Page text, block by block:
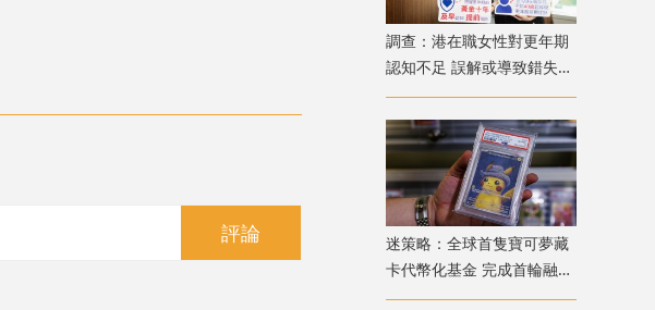
評論
調查：港在職女性對更年期
認知不足 誤解或導致錯失
「黃金預防期」
迷策略：全球首隻寶可夢藏
卡代幣化基金 完成首輪融資
兼獲超購